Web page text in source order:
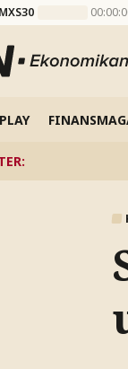
PLAY
: